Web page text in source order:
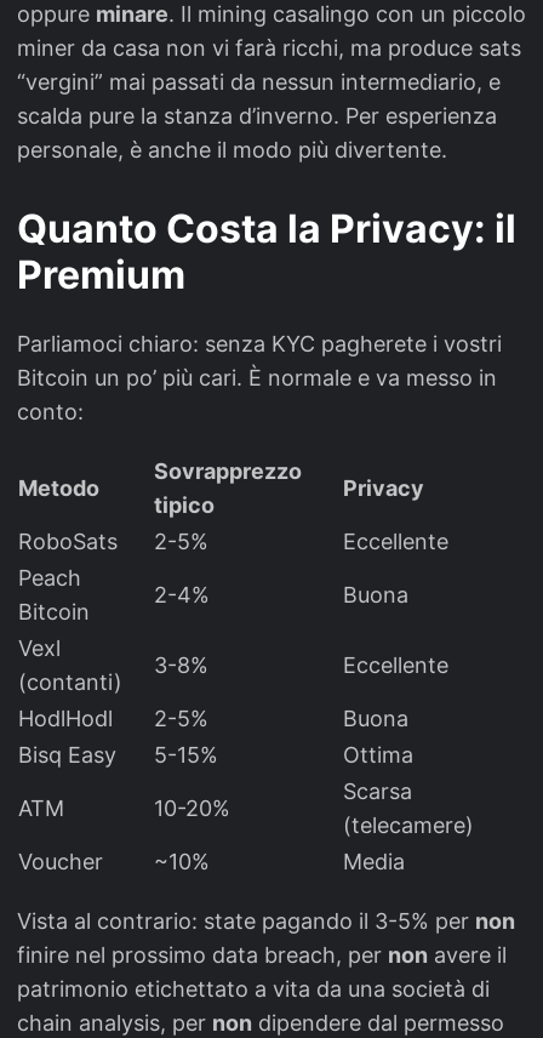
oppure minare. Il mining casalingo con un piccolo
miner da casa non vi farà ricchi, ma produce sats
“vergini” mai passati da nessun intermediario, e
scalda pure la stanza d’inverno. Per esperienza
personale, è anche il modo più divertente.
Quanto Costa la Privacy: il
Premium
Parliamoci chiaro: senza KYC pagherete i vostri
Bitcoin un po’ più cari. È normale e va messo in
conto:
Metodo
Sovrapprezzo
tipico
Privacy
RoboSats 2-5%
Eccellente
Peach
Bitcoin
2-4% Buona
Vexl
(contanti)
3-8% Eccellente
HodlHodl 2-5%
Buona
Bisq Easy
5-15% Ottima
ATM 10-20%
Scarsa
(telecamere)
Voucher
~10% Media
Vista al contrario: state pagando il 3-5% per non
finire nel prossimo data breach, per non avere il
patrimonio etichettato a vita da una società di
chain analysis, per non dipendere dal permesso